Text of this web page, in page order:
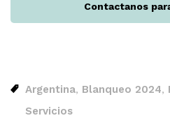
Contactanos
Argentina, Blanqueo 2024,
Servicios